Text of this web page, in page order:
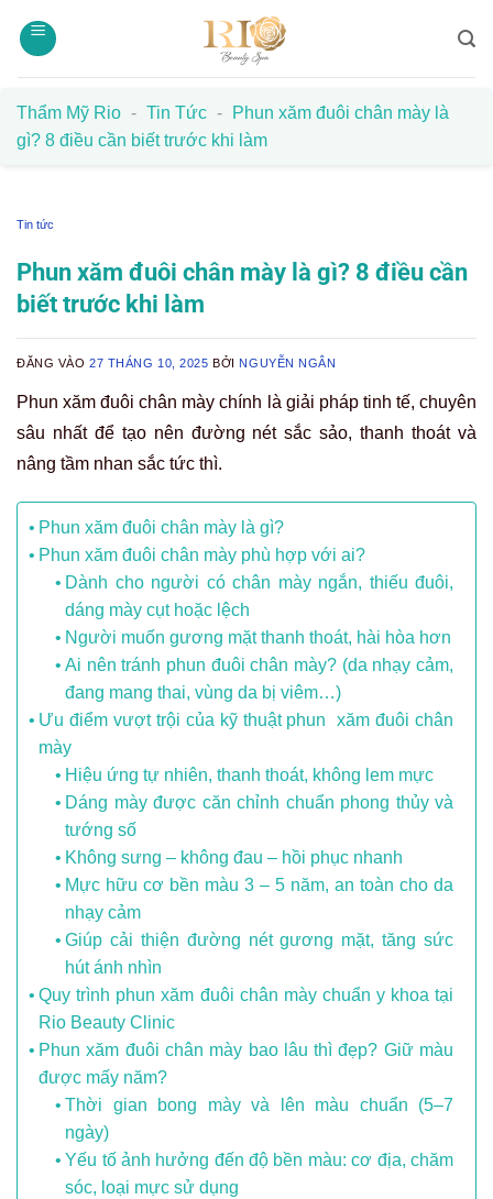
qua
Thẩm Mỹ Rio - Tin Tức -
Phun xăm đuôi chân mày là
gì? 8 điều cần biết trước khi làm
Tin tức
Phun xăm đuôi chân mày là gì? 8 điều cần
biết trước khi làm
ĐĂNG VÀO27 THÁNG 10, 2025 BỞI NGUYỄN NGÂN
Phun xăm đuôi chân mày chính là giải pháp tinh tế, chuyên
sâu nhất để tạo nên đường nét sắc sảo, thanh thoát và
nâng tầm nhan sắc tức thì.
Phun xăm đuôi chân mày là gì?
Phun xăm đuôi chân mày phù hợp với ai?
Dành cho người có chân mày ngắn, thiếu đuôi,
dáng mày cụt hoặc lệch
Người muốn gương mặt thanh thoát, hài hòa hơn
Ai nên tránh phun đuôi chân mày? (da nhạy cảm,
đang mang thai, vùng da bị viêm…)
Ưu điểm vượt trội của kỹ thuật phun xăm đuôi chân
mày
Hiệu ứng tự nhiên, thanh thoát, không lem mực
Dáng mày được căn chỉnh chuẩn phong thủy và
tướng số
Không sưng – không đau – hồi phục nhanh
Mực hữu cơ bền màu 3 – 5 năm, an toàn cho da
nhạy cảm
Giúp cải thiện đường nét gương mặt, tăng sức
hút ánh nhìn
Quy trình phun xăm đuôi chân mày chuẩn y khoa tại
Rio Beauty Clinic
Phun xăm đuôi chân mày bao lâu thì đẹp? Giữ màu
được mấy năm?
Thời gian bong mày và lên màu chuẩn (5–7
ngày)
Yếu tố ảnh hưởng đến độ bền màu: cơ địa, chăm
sóc, loại mực sử dụng